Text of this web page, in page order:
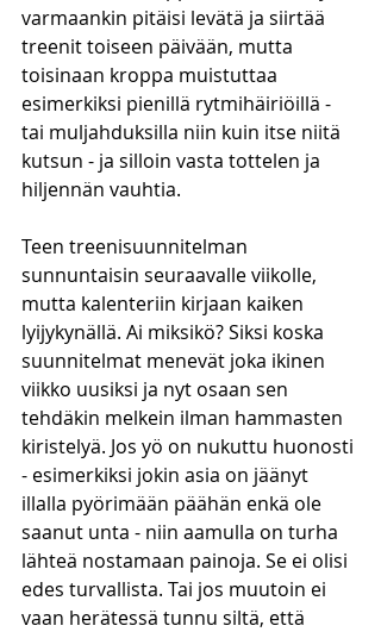
varmaankin pitäisi levätä ja siirtää
treenit toiseen päivään, mutta
toisinaan kroppa muistuttaa
esimerkiksi pienillä rytmihäiriöillä -
tai muljahduksilla niin kuin itse niitä
kutsun - ja silloin vasta tottelen ja
hiljennän vauhtia.
Teen treenisuunnitelman
sunnuntaisin seuraavalle viikolle,
mutta kalenteriin kirjaan kaiken
lyijykynällä. Ai miksikö? Siksi koska
suunnitelmat menevät joka ikinen
viikko uusiksi ja nyt osaan sen
tehdäkin melkein ilman hammasten
kiristelyä. Jos yö on nukuttu huonosti
- esimerkiksi jokin asia on jäänyt
illalla pyörimään päähän enkä ole
saanut unta - niin aamulla on turha
lähteä nostamaan painoja. Se ei olisi
edes turvallista. Tai jos muutoin ei
vaan herätessä tunnu siltä, että